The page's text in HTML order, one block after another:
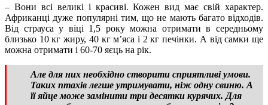
– Вони всі великі і красиві. Кожен вид має свій характер.
Африканці дуже популярні тим, що не мають багато відходів.
Від страуса у віці 1,5 року можна отримати в середньому
близько 10 кг жиру, 40 кг м’яса і 2 кг печінки. А від самки ще
можна отримати і 60-70 яєць на рік.
Але для них необхідно створити сприятливі умови.
Таких птахів легше утримувати, ніж одну свиню. А
її яйце може замінити три десятки курячих. Для